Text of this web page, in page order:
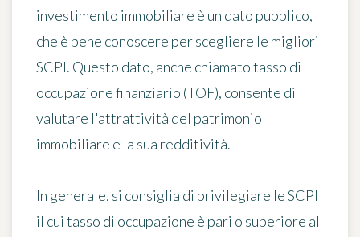
investimento immobiliare è un dato pubblico,
che è bene conoscere per scegliere le migliori
SCPI. Questo dato, anche chiamatotasso di
occupazione finanziario (TOF), consente di
valutare l'attrattività del patrimonio
immobiliare e la sua redditività.
In generale, si consiglia di privilegiare le SCPI
il cui tasso di occupazione è pari o superiore al